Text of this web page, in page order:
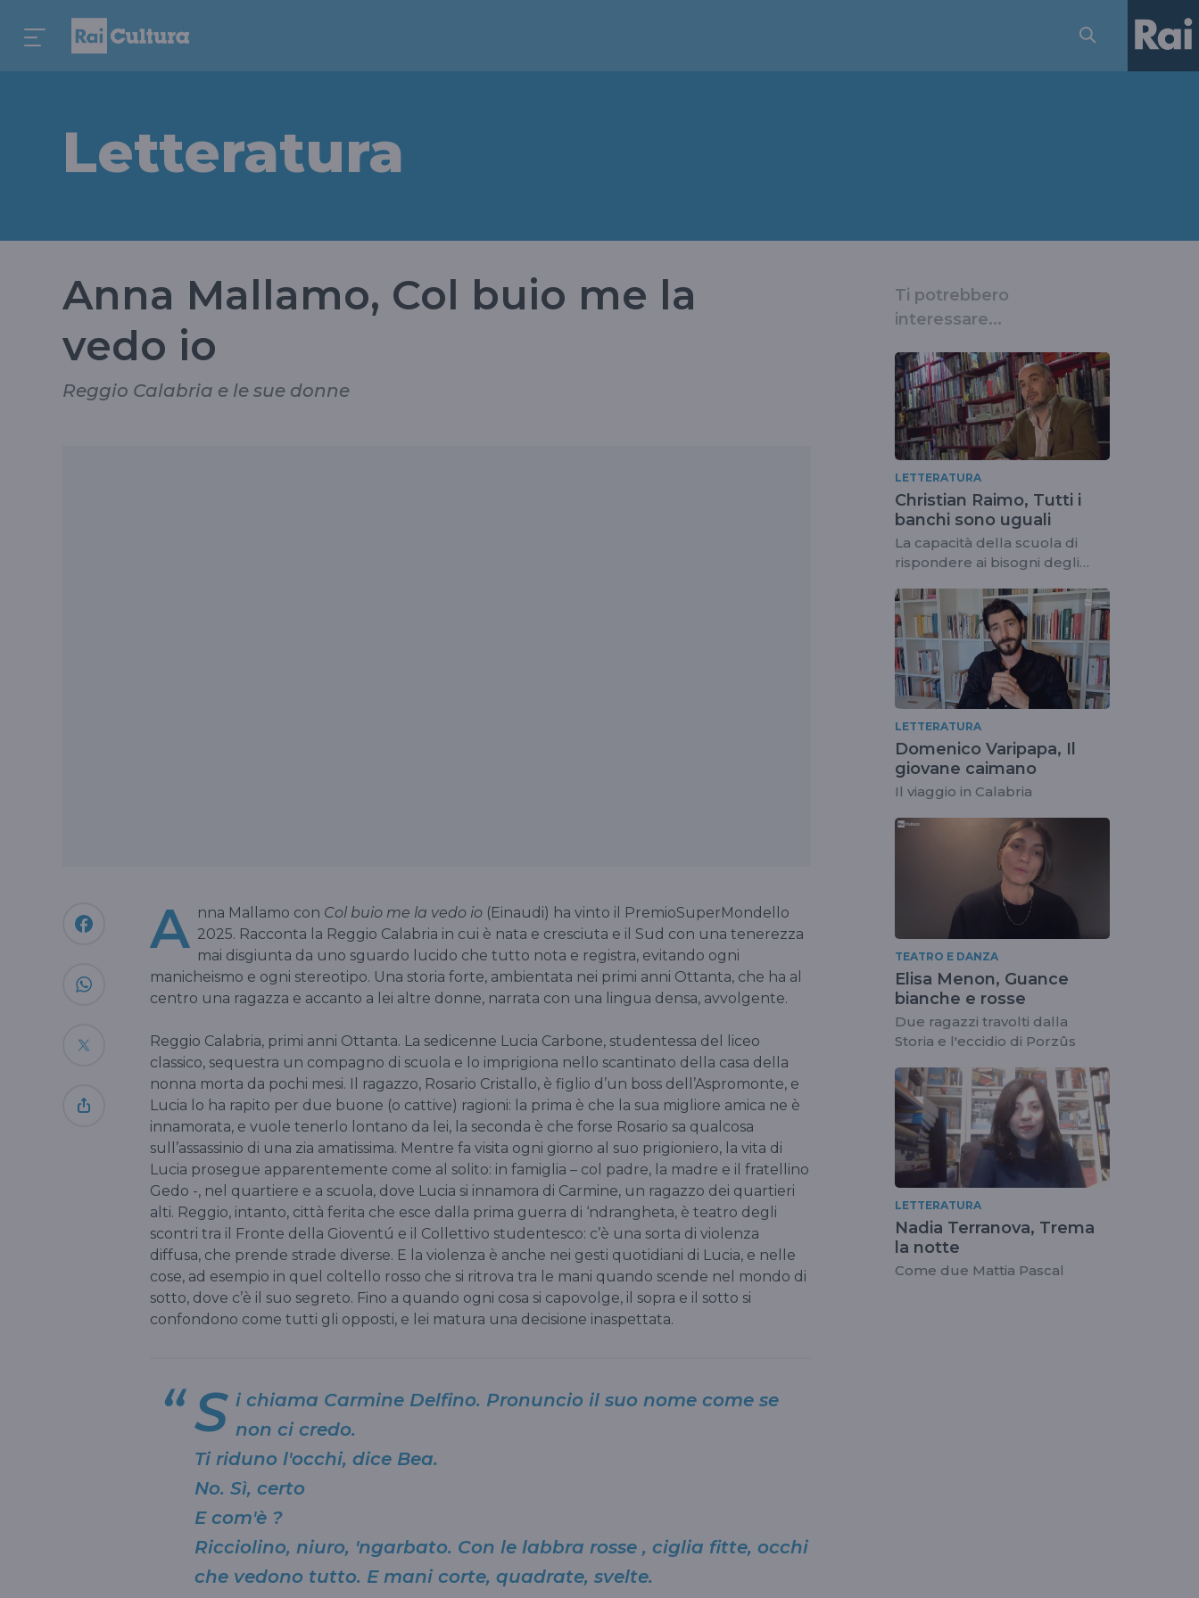
Letteratura
Anna Mallamo, Col buio me la
vedo io
Reggio Calabria e le sue donne
A nna Mallamo con Col buio me la vedo io (Einaudi) ha vinto il PremioSuperMondello
2025. Racconta la Reggio Calabria in cui è nata e cresciuta e il Sud con una tenerezza
mai disgiunta da uno sguardo lucido che tutto nota e registra, evitando ogni
manicheismo e ogni stereotipo. Una storia forte, ambientata nei primi anni Ottanta, che ha al
centro una ragazza e accanto a lei altre donne, narrata con una lingua densa, avvolgente.
Reggio Calabria, primi anni Ottanta. La sedicenne Lucia Carbone, studentessa del liceo
classico, sequestra un compagno di scuola e lo imprigiona nello scantinato della casa della
nonna morta da pochi mesi. Il ragazzo, Rosario Cristallo, è figlio d’un boss dell’Aspromonte, e
Lucia lo ha rapito per due buone (o cattive) ragioni: la prima è che la sua migliore amica ne è
innamorata, e vuole tenerlo lontano da lei, la seconda è che forse Rosario sa qualcosa
sull’assassinio di una zia amatissima. Mentre fa visita ogni giorno al suo prigioniero, la vita di
Lucia prosegue apparentemente come al solito: in famiglia – col padre, la madre e il fratellino
Gedo -, nel quartiere e a scuola, dove Lucia si innamora di Carmine, un ragazzo dei quartieri
alti. Reggio, intanto, città ferita che esce dalla prima guerra di ‘ndrangheta, è teatro degli
scontri tra il Fronte della Gioventú e il Collettivo studentesco: c’è una sorta di violenza
diffusa, che prende strade diverse. E la violenza è anche nei gesti quotidiani di Lucia, e nelle
cose, ad esempio in quel coltello rosso che si ritrova tra le mani quando scende nel mondo di
sotto, dove c’è il suo segreto. Fino a quando ogni cosa si capovolge, il sopra e il sotto si
confondono come tutti gli opposti, e lei matura una decisione inaspettata.
S i chiama Carmine Delfino. Pronuncio il suo nome come se
non ci credo.
Ti riduno l'occhi, dice Bea.
No. Sì, certo
E com'è ?
Ricciolino, niuro, 'ngarbato. Con le labbra rosse , ciglia fitte, occhi
che vedono tutto. E mani corte, quadrate, svelte.
Ti potrebbero
interessare...
LETTERATURA
Christian Raimo, Tutti i
banchi sono uguali
La capacità della scuola di
rispondere ai bisogni degli
LETTERATURA
Domenico Varipapa, Il
giovane caimano
Il viaggio in Calabria
TEATRO E DANZA
Elisa Menon, Guance
bianche e rosse
Due ragazzi travolti dalla
Storia e l'eccidio di Porzûs
LETTERATURA
Nadia Terranova, Trema
la notte
Come due Mattia Pascal